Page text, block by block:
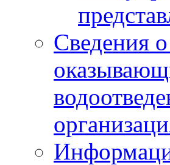
Сведения